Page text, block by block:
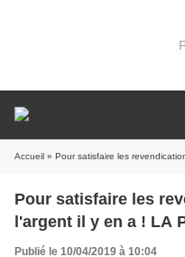
Accueil » Pour satisfaire les revendications
Pour satisfaire les
l'argent il y en a ! LA
Publié le 10/04/2019 à 10:04